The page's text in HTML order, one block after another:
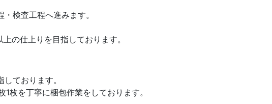
検査工程へ進みます。
の仕上りを目指しております。
ております。
枚を丁寧に梱包作業をしております。